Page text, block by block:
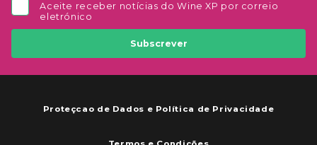
Aceite receber notícias do Wine XP por correio
eletrónico
Subscrever
Proteçcao de Dados e Política de Privacidade